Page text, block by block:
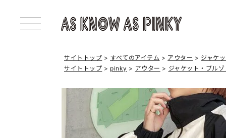
サイトトップ すべてのアイテム アウター
ジャケ
サイトトップ
pinky アウター ジャケット・ブル